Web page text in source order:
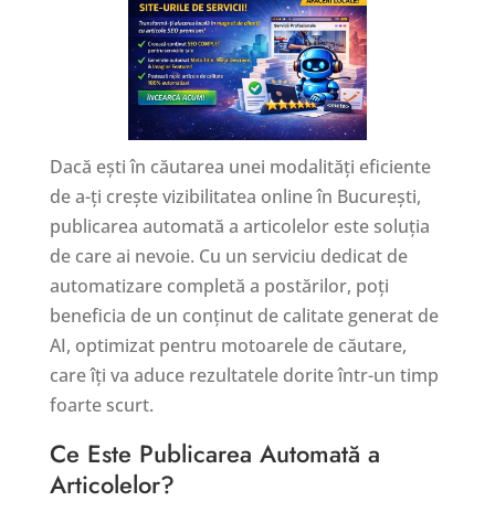
Dacă ești în căutarea unei modalități eficiente
de a-ți crește vizibilitatea online în București,
publicarea automată a articolelor este soluția
de care ai nevoie. Cu un serviciu dedicat de
automatizare completă a postărilor, poți
beneficia de un conținut de calitate generat de
AI, optimizat pentru motoarele de căutare,
care îți va aduce rezultatele dorite într-un timp
foarte scurt.
Ce Este Publicarea Automată a
Articolelor?